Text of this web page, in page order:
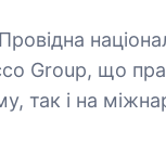
Group, що
так і на